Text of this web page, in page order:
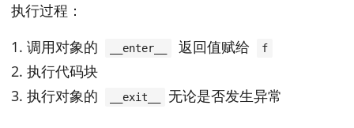
执行过程：
调用对象的
__enter__ 返回值赋给 f
执行代码块
执行对象的
__exit__ 无论是否发生异常